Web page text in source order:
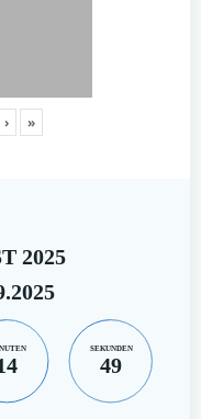
› »
2025
SEKUNDEN
47